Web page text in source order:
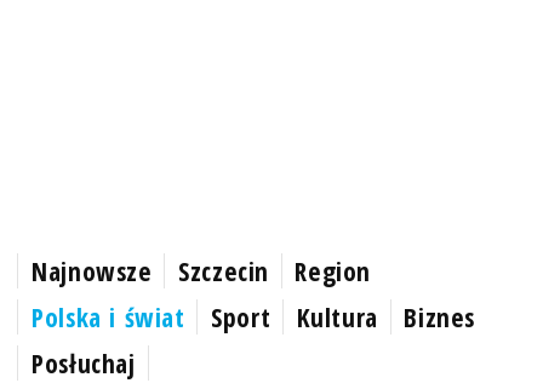
Najnowsze Szczecin
Region
Polska i świat
Sport Kultura
Biznes
Posłuchaj